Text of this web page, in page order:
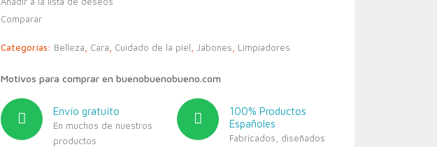
Comparar
Categorías: Belleza Cara Cuidado de la piel Jabones Limpiadores
Motivos para comprar en buenobuenobueno.com
Envío gratuíto
En muchos de nuestros
productos
100% Productos
Españoles
Fabricados, diseñados